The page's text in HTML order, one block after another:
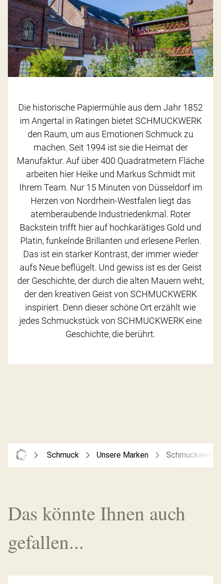
Die historische Papiermühle aus dem Jahr 1852
im Angertal in Ratingen bietet SCHMUCKWERK
den Raum, um aus Emotionen Schmuck zu
machen. Seit 1994 ist sie die Heimat der
Manufaktur. Auf über 400 Quadratmetern Fläche
arbeiten hier Heike und Markus Schmidt mit
Ihrem Team. Nur 15 Minuten von Düsseldorf im
Herzen von Nordrhein-Westfalen liegt das
atemberaubende Industriedenkmal. Roter
Backstein trifft hier auf hochkarätiges Gold und
Platin, funkelnde Brillanten und erlesene Perlen.
Das ist ein starker Kontrast, der immer wieder
aufs Neue beflügelt. Und gewiss ist es der Geist
der Geschichte, der durch die alten Mauern weht,
der den kreativen Geist von SCHMUCKWERK
inspiriert. Denn dieser schöne Ort erzählt wie
jedes Schmuckstück von SCHMUCKWERK eine
Geschichte, die berührt.
Schmuck Unsere Marken Schmuckwerk
Das könnte Ihnen auch
gefallen...